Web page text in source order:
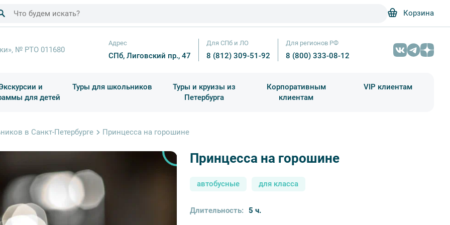
Корзина
№ РТО 011680
Адрес
СПб, Лиговский пр., 47
Для СПб и ЛО
8 (812) 309-51-92
Для регионов РФ
8 (800) 333-08-12
и
для детей
Туры для школьников
Туры и круизы из
Петербурга
Корпоративным
клиентам
VIP клиентам
в Санкт-Петербурге Принцесса на горошине
Принцесса на горошинеДворец Марли — Фотобанк Лори / Александр
автобусные для класса
Длительность: 5 ч.